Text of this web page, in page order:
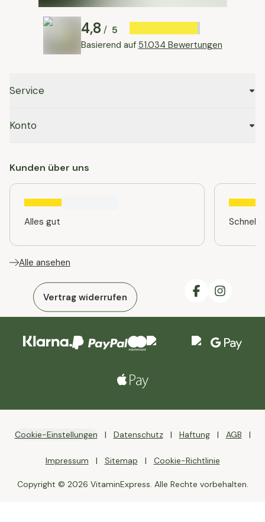
4,8 / 5
Basierend auf 51.034 Bewertungen
Service
Konto
Kunden über uns
Alles gut
Alle ansehen
Vertrag widerrufen
Cookie-Einstellungen Datenschutz Haftung AGB
Impressum Sitemap Cookie-Richtlinie
Copyright © 2026 VitaminExpress. Alle Rechte vorbehalten.